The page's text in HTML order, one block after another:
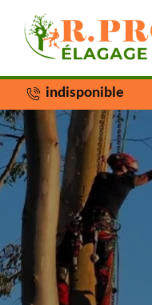
indisponible